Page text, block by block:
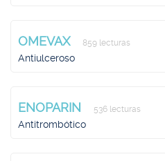
OMEVAX 859 lecturas
Antiulceroso
ENOPARIN 536 lecturas
Antitrombótico